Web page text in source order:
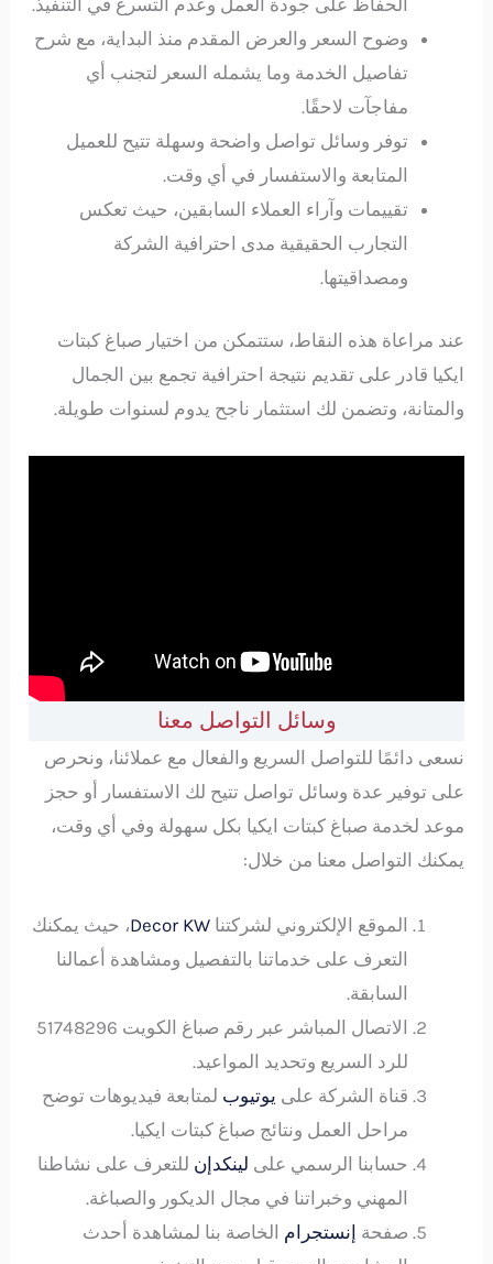
الحفاظ على جودة العمل وعدم التسرع في التنفيذ.
وضوح السعر والعرض المقدم منذ البداية، مع شرح
تفاصيل الخدمة وما يشمله السعر لتجنب أي
مفاجآت لاحقًا.
توفر وسائل تواصل واضحة وسهلة تتيح للعميل
المتابعة والاستفسار في أي وقت.
تقييمات وآراء العملاء السابقين، حيث تعكس
التجارب الحقيقية مدى احترافية الشركة
ومصداقيتها.
عند مراعاة هذه النقاط، ستتمكن من اختيار صباغ كبتات
ايكيا قادر على تقديم نتيجة احترافية تجمع بين الجمال
والمتانة، وتضمن لك استثمار ناجح يدوم لسنوات طويلة.
وسائل التواصل معنا
نسعى دائمًا للتواصل السريع والفعال مع عملائنا، ونحرص
على توفير عدة وسائل تواصل تتيح لك الاستفسار أو حجز
موعد لخدمة صباغ كبتات ايكيا بكل سهولة وفي أي وقت،
يمكنك التواصل معنا من خلال:
الموقع الإلكتروني لشركتناDecor KW، حيث يمكنك
التعرف على خدماتنا بالتفصيل ومشاهدة أعمالنا
السابقة.
الاتصال المباشر عبر رقم صباغ الكويت 51748296
للرد السريع وتحديد المواعيد.
قناة الشركة على يوتيوب لمتابعة فيديوهات توضح
مراحل العمل ونتائج صباغ كبتات ايكيا.
حسابنا الرسمي على لينكدإن للتعرف على نشاطنا
المهني وخبراتنا في مجال الديكور والصباغة.
صفحة إنستجرام الخاصة بنا لمشاهدة أحدث